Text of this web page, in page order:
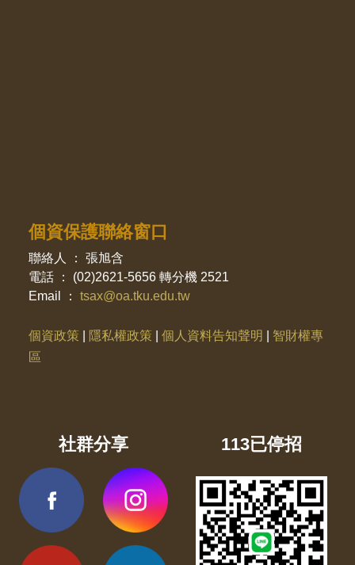
個資保護聯絡窗口
聯絡人 ： 張旭含
電話 ： (02)2621-5656 轉分機 2521
Email ： tsax@oa.tku.edu.tw
個資政策 隱私權政策 個人資料告知聲明
智財權專
區
社群分享 113已停招